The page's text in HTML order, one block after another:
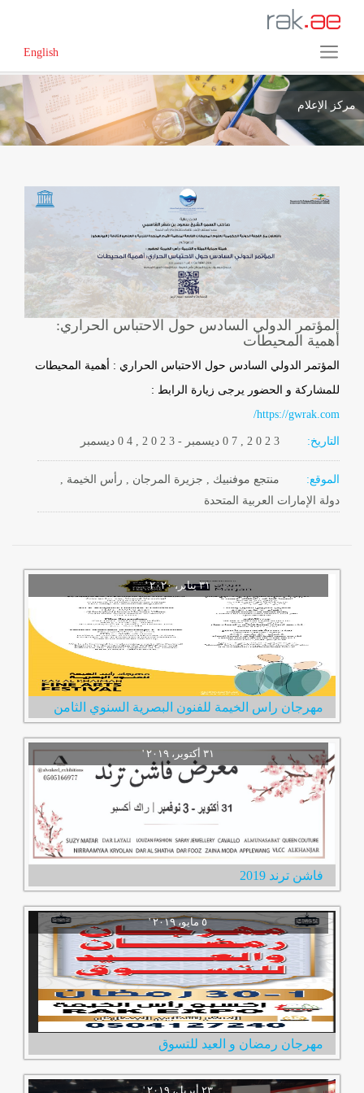
English
مركز الإعلام
المؤتمر الدولي السادس حول الاحتباس الحراري:
أهمية المحيطات
المؤتمر الدولي السادس حول الاحتباس الحراري : أهمية المحيطات
للمشاركة و الحضور يرجى زيارة الرابط :
https://gwrak.com/
التاريخ: ديسمبر 0 4 , 2 0 2 3- ديسمبر 0 7 , 2 0 2 3
الموقع:
منتجع موفنبيك , جزيرة المرجان , رأس الخيمة ,
دولة الإمارات العربية المتحدة
‏٣١ يناير، ٢٠٢٠‏ ‏'‏
مهرجان راس الخيمة للفنون البصرية السنوي الثامن
فاشن ترند 2019
‏٥ مايو، ٢٠١٩‏ ‏'‏
مهرجان رمضان و العيد للتسوق
‏٢٣ أبريل، ٢٠١٩‏ ‏'‏